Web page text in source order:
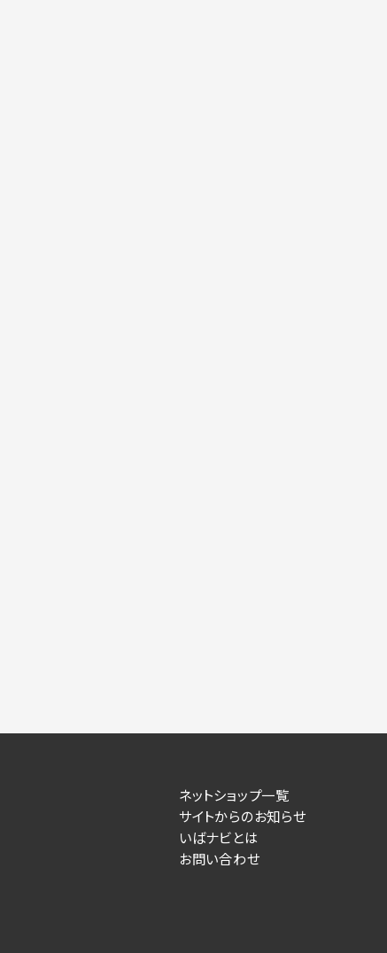
ネットショップ一覧
サイトからのお知らせ
いばナビとは
お問い合わせ